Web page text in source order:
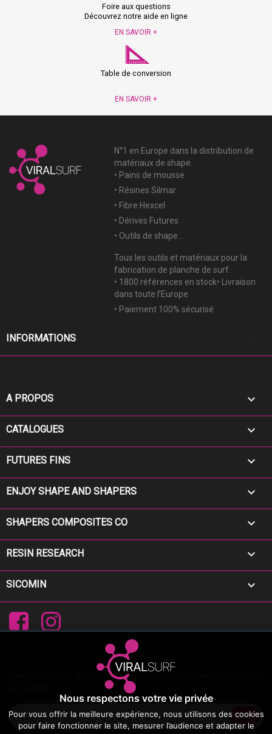
Nous respectons votre vie privée
Pour vous offrir la meilleure expérience, nous utilisons des cookies
pour faire fonctionner le site, mesurer l’audience et adapter le
Foire aux questions
Découvrez notre aide en ligne
EN SAVOIR +
Table de conversion
EN SAVOIR +
N°1 en Europe dans la distribution de
matériaux de shape.
• Pains de mousse
• Résines Silmar
• Fibre Hexcel
• Dérives Futures
• Outils de shape...
Tous les outils et matériaux pour la
fabrication de planche de surf.
• 1800 références en stock• Livraison
dans toute l’Europe
• Paiement 100% sécurisé
INFORMATIONS
A PROPOS 
CATALOGUES 
FUTURES FINS 
ENJOY SHAPE AND SHAPERS 
SHAPERS COMPOSITES CO 
RESIN RESEARCH 
SICOMIN 
FacebookInstagram
Newsletter Viral Surf – Inscrivez-vous pour recevoir toutes nos